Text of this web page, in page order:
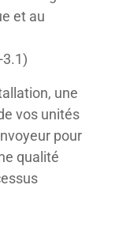
et au
une
vos unités
pour
qualité